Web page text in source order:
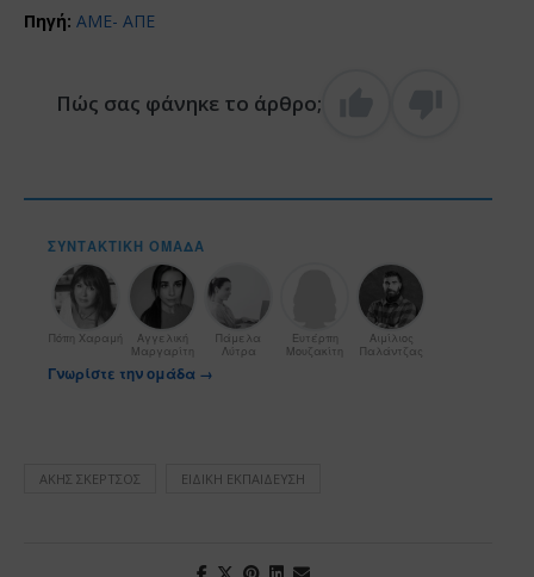
Πηγή: ΑΜΕ- ΑΠΕ
Πώς σας φάνηκε το άρθρο;
ΣΥΝΤΑΚΤΙΚΉ ΟΜΆΔΑ
Πόπη Χαραμή
Αγγελική
Μαργαρίτη
Πάμελα
Λύτρα
Ευτέρπη
Μουζακίτη
Αιμίλιος
Παλάντζας
Γνωρίστε την ομάδα →
ΆΚΗΣ ΣΚΈΡΤΣΟΣ ΕΙΔΙΚΉ ΕΚΠΑΊΔΕΥΣΗ